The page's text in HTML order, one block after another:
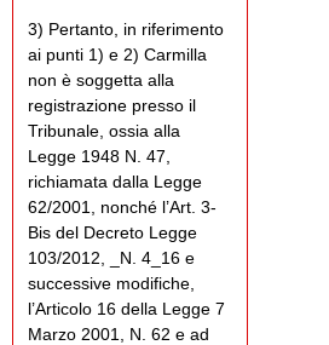
3) Pertanto, in riferimento
ai punti 1) e 2) Carmilla
non è soggetta alla
registrazione presso il
Tribunale, ossia alla
Legge 1948 N. 47,
richiamata dalla Legge
62/2001, nonché l’Art. 3-
Bis del Decreto Legge
103/2012, _N. 4_16 e
successive modifiche,
l’Articolo 16 della Legge 7
Marzo 2001, N. 62 e ad